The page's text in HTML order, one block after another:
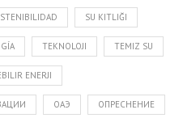
SU KITLIĞI
TEKNOLOJI TEMIZ SU
ENERJI
ОАЭ ОПРЕСНЕНИЕ